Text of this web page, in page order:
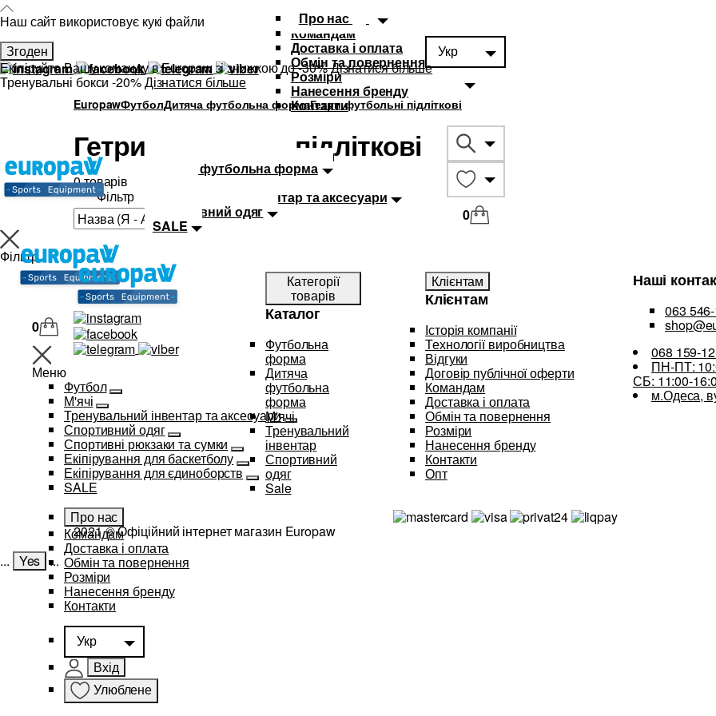
Про нас
Командам
Доставка і оплата
Обмін та повернення
Розміри
Нанесення бренду
Контакти
Укр
Каталог
Дитяча футбольна форма
Тренувальний інвентар та аксесуари
Спортивний одяг
SALE
0
0
Меню
Футбол
М'ячі
Тренувальний інвентар та аксесуари
Спортивний одяг
Спортивні рюкзаки та сумки
Екіпірування для баскетболу
Екіпірування для єдиноборств
SALE
Про нас
Командам
Доставка і оплата
Обмін та повернення
Розміри
Нанесення бренду
Контакти
Укр
Вхід
Улюблене
Наш сайт використовує кукі файли
Згоден
Екіпіруйте Вашу команду в Europaw зі знижкою до -30%Дізнатися більше
Тренувальні бокси -20%Дізнатися більше
EuropawФутболДитяча футбольна формаГетри футбольні підліткові
Гетри футбольні підліткові
0 товарів
Фільтр
Фільтр
Категорії
товарів
Каталог
Футбольна
форма
Дитяча
футбольна
форма
М'ячі
Тренувальний
інвентар
Спортивний
одяг
Sale
Клієнтам
Клієнтам
Історія компанії
Технології виробництва
Відгуки
Договір публічної оферти
Командам
Доставка і оплата
Обмін та повернення
Розміри
Нанесення бренду
Контакти
Опт
Наші
063
068 159-
ПН-ПТ:
СБ: 11:00-
м.Одеса,
2021 © Офіційний інтернет магазин Europaw
... Yes ...